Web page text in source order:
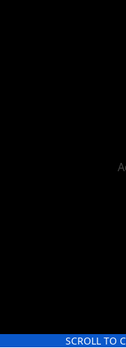
SCROLL TO